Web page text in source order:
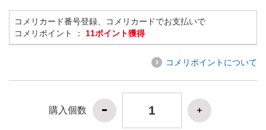
コメリカード番号登録、コメリカードでお支払いで
コメリポイント ： 11ポイント獲得
コメリポイントについて
購入個数